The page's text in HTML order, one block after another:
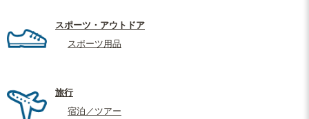
スポーツ・アウトドア
スポーツ用品
旅行
宿泊／ツアー